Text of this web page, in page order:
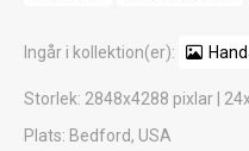
Ingår i kollektion(er):
Storlek: 2848x4288 pixlar |
Plats: Bedford, USA